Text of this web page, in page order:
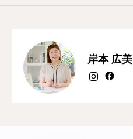
岸本 広美
ブログ
よくある質問